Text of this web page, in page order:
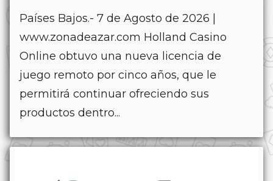
Países Bajos.- 7 de Agosto de 2026 |
www.zonadeazar.com Holland Casino
Online obtuvo una nueva licencia de
juego remoto por cinco años, que le
permitirá continuar ofreciendo sus
productos dentro...